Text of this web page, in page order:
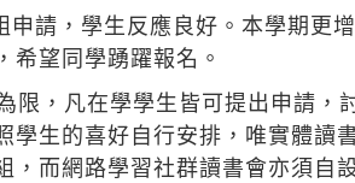
請，學生反應良好。本學期更
望同學踴躍報名。
，凡在學學生皆可提出申請，
生的喜好自行安排，唯實體讀
而網路學習社群讀書會亦須自